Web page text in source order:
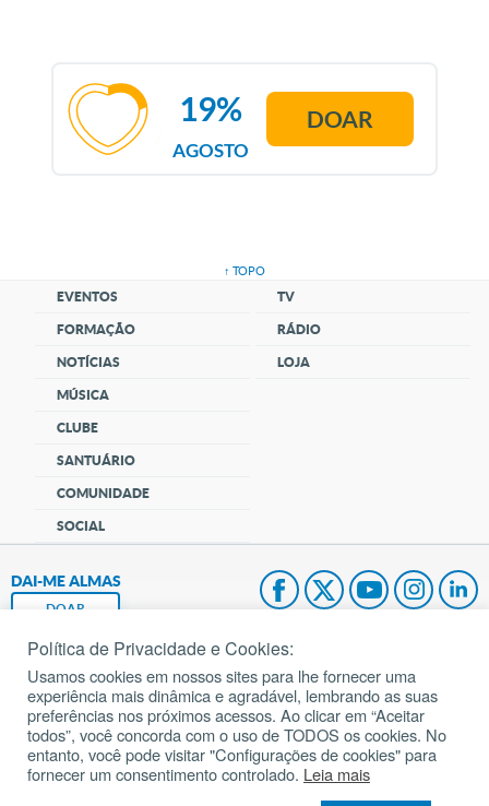
AGOSTO
19% DOAR
↑ TOPO
EVENTOS
FORMAÇÃO
NOTÍCIAS
MÚSICA
CLUBE
SANTUÁRIO
COMUNIDADE
SOCIAL
TV
RÁDIO
LOJA
DAI-ME ALMAS
DOAR
Fundação João Paulo II
Pedido de Oração
Mapa do site
Política de Privacidade e Cookies:
Usamos cookies em nossos sites para lhe fornecer uma
experiência mais dinâmica e agradável, lembrando as suas
preferências nos próximos acessos. Ao clicar em “Aceitar
todos”, você concorda com o uso de TODOS os cookies. No
entanto, você pode visitar "Configurações de cookies" para
fornecer um consentimento controlado. Leia mais